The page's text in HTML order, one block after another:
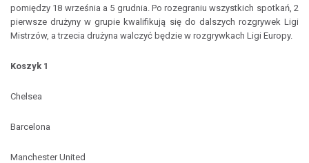
pomiędzy 18 września a 5 grudnia. Po rozegraniu wszystkich spotkań, 2
pierwsze drużyny w grupie kwalifikują się do dalszych rozgrywek Ligi
Mistrzów, a trzecia drużyna walczyć będzie w rozgrywkach Ligi Europy.
Koszyk 1
Chelsea
Barcelona
Manchester United